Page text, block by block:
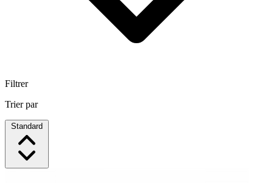
Filtrer
Trier par
Standard